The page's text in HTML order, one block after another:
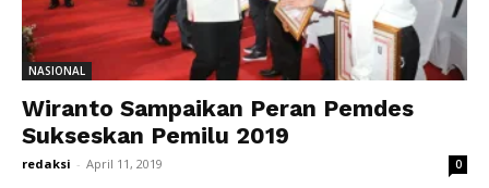
NASIONAL
Wiranto Sampaikan Peran Pemdes
Sukseskan Pemilu 2019
redaksi - April 11, 2019 0